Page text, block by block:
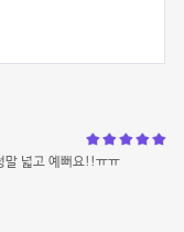
말 넓고 예뻐요!!ㅠㅠ